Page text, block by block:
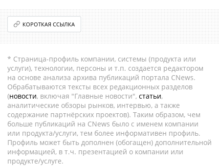
КОРОТКАЯ ССЫЛКА
* Страница-профиль компании, системы (продукта или
услуги), технологии, персоны и т.п. создается редактором
на основе анализа архива публикаций портала CNews.
Обрабатываются тексты всех редакционных разделов
(новости, включая "Главные новости", статьи,
аналитические обзоры рынков, интервью, а также
содержание партнёрских проектов). Таким образом, чем
больше публикаций на CNews было с именем компании
или продукта/услуги, тем более информативен профиль.
Профиль может быть дополнен (обогащен) дополнительной
информацией, в т.ч. презентацией о компании или
продукте/услуге.